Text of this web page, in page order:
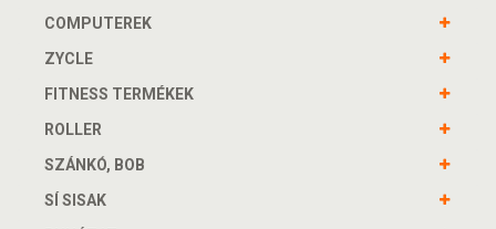
COMPUTEREK
ZYCLE
FITNESS TERMÉKEK
ROLLER
SZÁNKÓ, BOB
SÍ SISAK